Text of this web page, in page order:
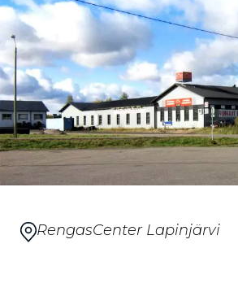
RengasCenter Lapinjärvi